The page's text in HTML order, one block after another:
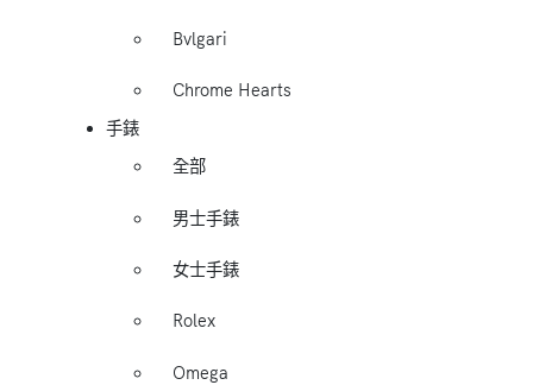
Bvlgari
Chrome Hearts
手錶
全部
男士手錶
女士手錶
Rolex
Omega